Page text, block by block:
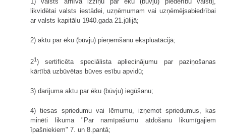
likvidētai valsts iestādei, uzņēmumam vai uzņēmējsabiedrībai
ar valsts kapitālu 1940.gada 21.jūlijā;
2) aktu par ēku (būvju) pieņemšanu ekspluatācijā;
21) sertificēta speciālista apliecinājumu par paziņošanas
kārtībā uzbūvētas būves esību apvidū;
3) darījuma aktu par ēku (būvju) iegūšanu;
4) tiesas spriedumu vai lēmumu, izņemot spriedumus, kas
minēti likuma "Par namīpašumu atdošanu likumīgajiem
īpašniekiem" 7. un 8.pantā;